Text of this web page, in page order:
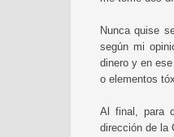
Nunca quise
según mi
dinero y en
o elementos
Al final, para
dirección de la